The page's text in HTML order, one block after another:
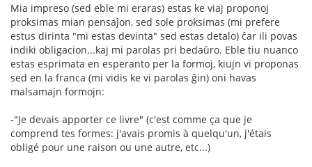
Mia impreso (sed eble mi eraras) estas ke viaj proponoj
proksimas mian pensaĵon, sed sole proksimas (mi prefere
estus dirinta "mi estas devinta" sed estas detalo) ĉar ili povas
indiki obligacion...kaj mi parolas pri bedaŭro. Eble tiu nuanco
estas esprimata en esperanto per la formoj, kiujn vi proponas
sed en la franca (mi vidis ke vi parolas ĝin) oni havas
malsamajn formojn:
-"Je devais apporter ce livre" (c'est comme ça que je
comprend tes formes: j'avais promis à quelqu'un, j'étais
obligé pour une raison ou une autre, etc...)